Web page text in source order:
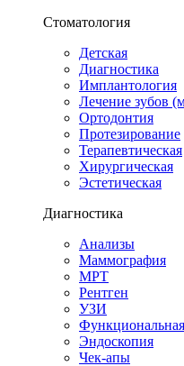
Стоматология
Детская
Диагностика
Имплантология
Лечение зубов
Ортодонтия
Протезирование
Терапевтическая
Хирургическая
Эстетическая
Диагностика
Анализы
Маммография
МРТ
Рентген
УЗИ
Функциональная
Эндоскопия
Чек-апы